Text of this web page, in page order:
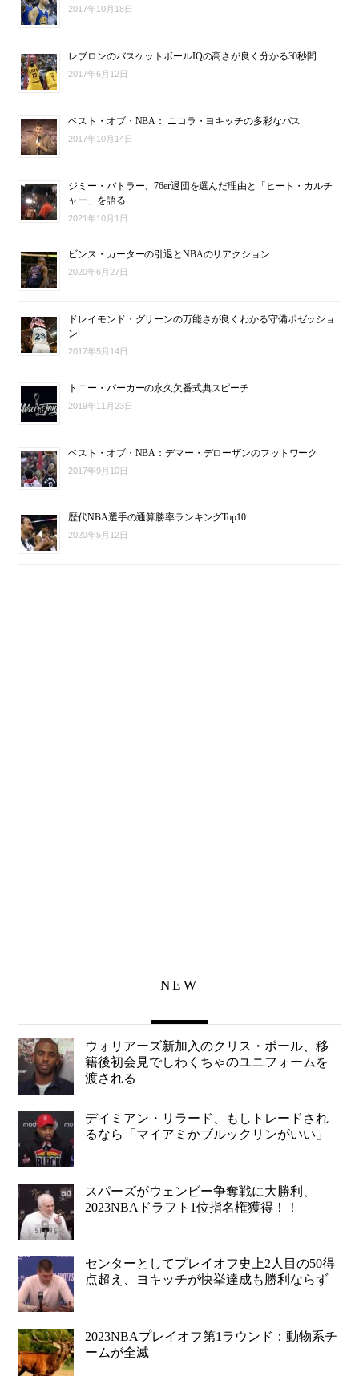
2017年10月18日
レブロンのバスケットボールIQの高さが良く分かる30秒間
2017年6月12日
ベスト・オブ・NBA： ニコラ・ヨキッチの多彩なパス
2017年10月14日
ジミー・バトラー、76er退団を選んだ理由と「ヒート・カルチ
ャー」を語る
2021年10月1日
ビンス・カーターの引退とNBAのリアクション
2020年6月27日
ドレイモンド・グリーンの万能さが良くわかる守備ポゼッショ
ン
2017年5月14日
トニー・パーカーの永久欠番式典スピーチ
2019年11月23日
ベスト・オブ・NBA：デマー・デローザンのフットワーク
2017年9月10日
歴代NBA選手の通算勝率ランキングTop10
2020年5月12日
NEW
ウォリアーズ新加入のクリス・ポール、移
籍後初会見でしわくちゃのユニフォームを
渡される
デイミアン・リラード、もしトレードされ
るなら「マイアミかブルックリンがいい」
スパーズがウェンビー争奪戦に大勝利、
2023NBAドラフト1位指名権獲得！！
センターとしてプレイオフ史上2人目の50得
点超え、ヨキッチが快挙達成も勝利ならず
2023NBAプレイオフ第1ラウンド：動物系チ
ームが全滅